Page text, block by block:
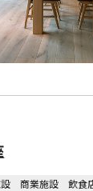
商業施設 飲食